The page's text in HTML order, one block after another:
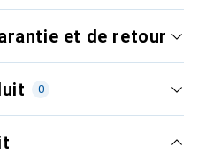
et de retour
0